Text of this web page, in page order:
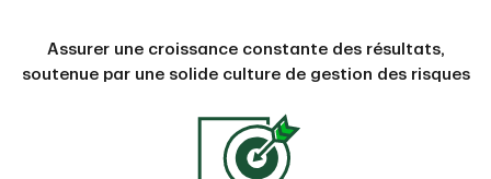
Assurer une croissance constante des résultats,
soutenue par une solide culture de gestion des risques